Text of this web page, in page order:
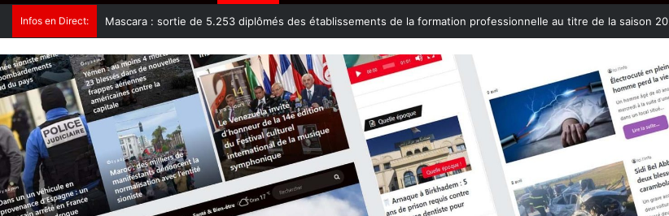
Infos en Direct: Tissemsilt : plus de 15.500 têtes d’ovins vaccinés contre la clavelée